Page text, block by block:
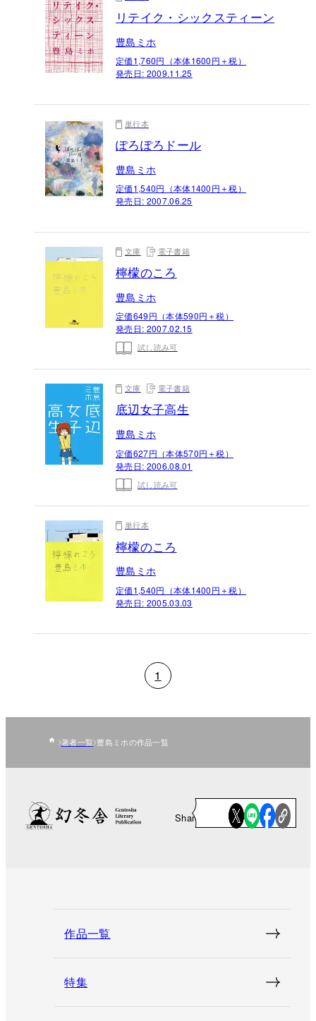
リテイク・シックスティーン
豊島ミホ
定価1,760円（本体1600円＋税）
発売日: 2009.11.25
単行本
ぽろぽろドール
豊島ミホ
定価1,540円（本体1400円＋税）
発売日: 2007.06.25
文庫 電子書籍
檸檬のころ
豊島ミホ
定価649円（本体590円＋税）
発売日: 2007.02.15
試し読み可
文庫 電子書籍
底辺女子高生
豊島ミホ
定価627円（本体570円＋税）
発売日: 2006.08.01
試し読み可
単行本
檸檬のころ
豊島ミホ
定価1,540円（本体1400円＋税）
発売日: 2005.03.03
1
著者一覧 豊島ミホの作品一覧
Share
作品一覧
特集